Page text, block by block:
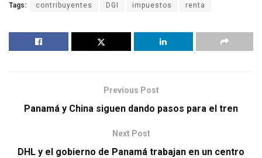
Tags: contribuyentes DGI impuestos renta
Previous Post
Panamá y China siguen dando pasos para el tren
Next Post
DHL y el gobierno de Panamá trabajan en un centro